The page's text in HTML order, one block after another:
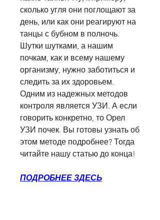
сколько угля они поглощают за
день, или как они реагируют на
танцы с бубном в полночь.
Шутки шутками, а нашим
почкам, как и всему нашему
организму, нужно заботиться и
следить за их здоровьем.
Одним из надежных методов
контроля является УЗИ. А если
говорить конкретно, то Орел
УЗИ почек. Вы готовы узнать об
этом методе подробнее? Тогда
читайте нашу статью до конца!
ПОДРОБНЕЕ ЗДЕСЬ